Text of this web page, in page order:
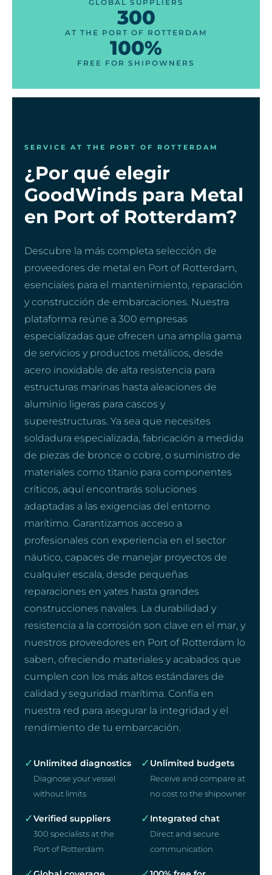
GLOBAL SUPPLIERS
300
AT THE PORT OF ROTTERDAM
100%
FREE FOR SHIPOWNERS
SERVICE AT THE PORT OF ROTTERDAM
¿Por qué elegir
GoodWinds para Metal
en Port of Rotterdam?
Descubre la más completa selección de
proveedores de metal en Port of Rotterdam,
esenciales para el mantenimiento, reparación
y construcción de embarcaciones. Nuestra
plataforma reúne a 300 empresas
especializadas que ofrecen una amplia gama
de servicios y productos metálicos, desde
acero inoxidable de alta resistencia para
estructuras marinas hasta aleaciones de
aluminio ligeras para cascos y
superestructuras. Ya sea que necesites
soldadura especializada, fabricación a medida
de piezas de bronce o cobre, o suministro de
materiales como titanio para componentes
críticos, aquí encontrarás soluciones
adaptadas a las exigencias del entorno
marítimo. Garantizamos acceso a
profesionales con experiencia en el sector
náutico, capaces de manejar proyectos de
cualquier escala, desde pequeñas
reparaciones en yates hasta grandes
construcciones navales. La durabilidad y
resistencia a la corrosión son clave en el mar, y
nuestros proveedores en Port of Rotterdam lo
saben, ofreciendo materiales y acabados que
cumplen con los más altos estándares de
calidad y seguridad marítima. Confía en
nuestra red para asegurar la integridad y el
rendimiento de tu embarcación.
✓ Unlimited diagnostics
Diagnose your vessel
without limits
✓ Unlimited budgets
Receive and compare at
no cost to the shipowner
✓Verified suppliers
300 specialists at the
Port of Rotterdam
✓ Integrated chat
Direct and secure
communication